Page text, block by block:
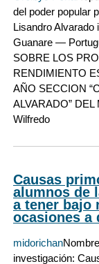
del poder popular
Lisandro Alvarado
Guanare —
SOBRE LOS
RENDIMIENTO
AÑO SECCION
ALVARADO”
Wilfredo
Causas
alumnos de
a tener bajo
ocasiones a
midorichan
investigación: